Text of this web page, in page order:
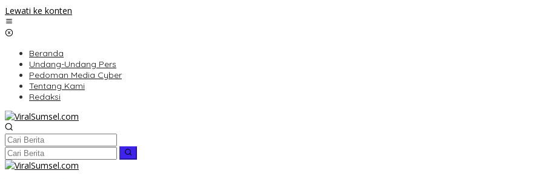
Lewati ke konten
Beranda
Undang-Undang Pers
Pedoman Media Cyber
Tentang Kami
Redaksi